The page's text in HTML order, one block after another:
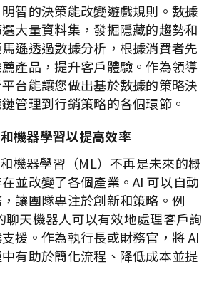
智的決策能改變遊戲規則。數據
大量資料集，發掘隱藏的趨勢和
遜透過數據分析，根據消費者先
產品，提升客戶體驗。作為領導
台能讓您做出基於數據的策略決
管理到行銷策略的各個環節。
機器學習以提高效率
機器學習（ML）不再是未來的概
並改變了各個產業。AI 可以自動
讓團隊專注於創新和策略。例
聊天機器人可以有效地處理客戶詢
援。作為執行長或財務官，將 AI
有助於簡化流程、降低成本並提